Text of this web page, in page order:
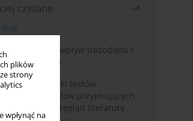
plików
strony
wpłynąć na
czytane
Rok
bezsenności – wpływ trazodonu i
na sen
dodatnie wyniki testów
u pacjentów przyjmujących
– przegląd literatury